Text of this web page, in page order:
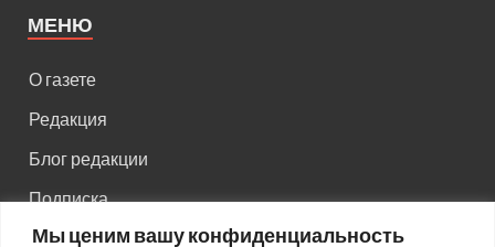
Мы ценим вашу конфиденциальность
МЕНЮ
О газете
Редакция
Блог редакции
Подписка
Правила поведения на сайте